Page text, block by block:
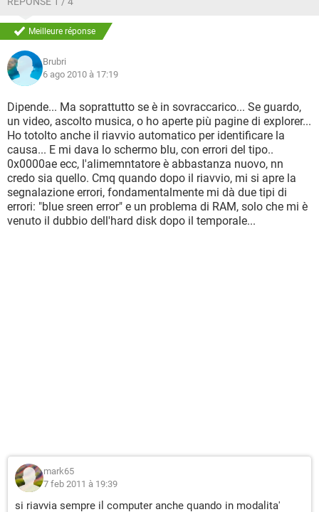
insomma... Non mi funziona per niente. Qualcuno sa dirmi
se si tratta di un problema di RAM o di HARD DISK? Spero
possiate aiutarmi! Brunella
Meilleure réponse
Brubri
6 ago 2010 à 17:19
Dipende... Ma soprattutto se è in sovraccarico... Se guardo,
un video, ascolto musica, o ho aperte più pagine di explorer...
Ho totolto anche il riavvio automatico per identificare la
causa... E mi dava lo schermo blu, con errori del tipo..
0x0000ae ecc, l'alimemntatore è abbastanza nuovo, nn
credo sia quello. Cmq quando dopo il riavvio, mi si apre la
segnalazione errori, fondamentalmente mi dà due tipi di
errori: "blue sreen error" e un problema di RAM, solo che mi è
venuto il dubbio dell'hard disk dopo il temporale...
mark65
7 feb 2011 à 19:39
si riavvia sempre il computer anche quando in modalita'